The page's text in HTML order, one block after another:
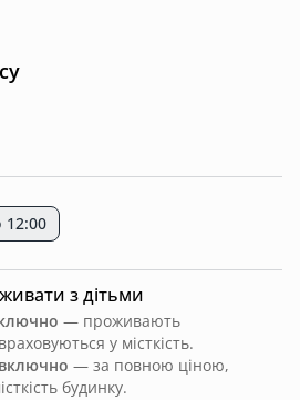
12:00
з дітьми
— проживають
у місткість.
— за повною ціною,
будинку.